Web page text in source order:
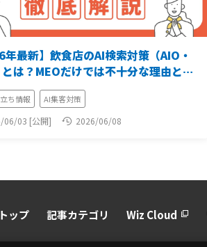
年最新】飲食店のAI検索対策（AIO・
は？MEOだけでは不十分な理由と今
る5つの対策
ち情報 AI集客対策
06/03 [公開] 2026/06/08
ップ 記事カテゴリ Wiz Cloud